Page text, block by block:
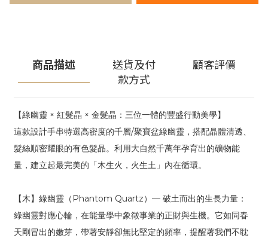
商品描述
送貨及付
款方式
顧客評價
【綠幽靈 × 紅髮晶 × 金髮晶：三位一體的豐盛行動美學】
這款設計手串特選高密度的千層/聚寶盆綠幽靈，搭配晶體清透、
髮絲順密耀眼的有色髮晶。利用大自然千萬年孕育出的礦物能
量，建立起最完美的「木生火，火生土」內在循環。
【木】綠幽靈（Phantom Quartz）— 破土而出的生長力量：
綠幽靈對應心輪，在能量學中象徵事業的正財與生機。它如同春
天剛冒出的嫩芽，帶著安靜卻無比堅定的頻率，提醒著我們不耽